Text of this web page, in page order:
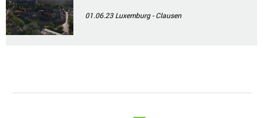
01.06.23Luxemburg - Clausen